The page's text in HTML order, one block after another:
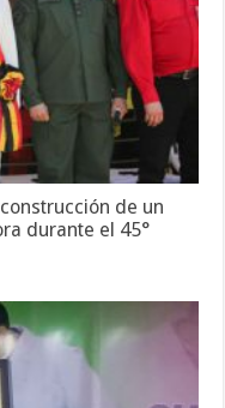
de un
durante el 45°